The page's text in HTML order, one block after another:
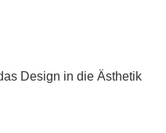
Design in die Ästhetik